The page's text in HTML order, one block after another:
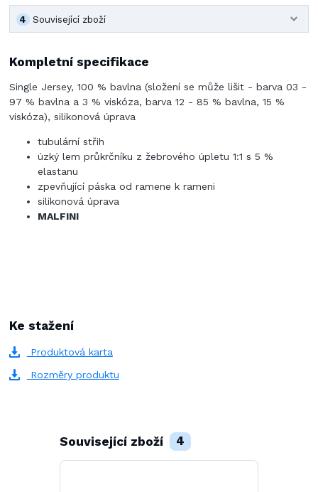
Související zboží
4
Kompletní specifikace
Single Jersey, 100 % bavlna (složení se může lišit - barva 03 -
97 % bavlna a 3 % viskóza, barva 12 - 85 % bavlna, 15 %
viskóza), silikonová úprava
tubulární střih
úzký lem průkrčníku z žebrového úpletu 1:1 s 5 %
elastanu
zpevňující páska od ramene k rameni
silikonová úprava
MALFINI
Ke stažení
Produktová karta
Rozměry produktu
Související zboží 4